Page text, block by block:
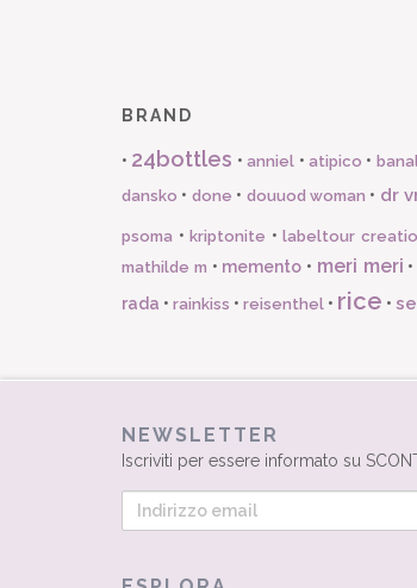
BRAND
• 24bottles •anniel •atipico •
dansko • done • douuod woman • dr
psoma •kriptonite •labeltour
mathilde m • memento • meri meri
rada • rainkiss • reisenthel • rice •
NEWSLETTER
Iscriviti per essere informato su